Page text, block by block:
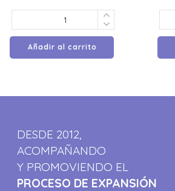
Añadir al carrito
DESDE 2012,
ACOMPAÑANDO
Y PROMOVIENDO EL
PROCESO DE EXPANSIÓN